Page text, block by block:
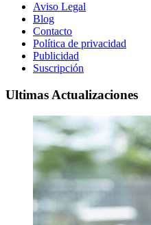
Aviso Legal
Blog
Contacto
Política de privacidad
Publicidad
Suscripción
Ultimas Actualizaciones